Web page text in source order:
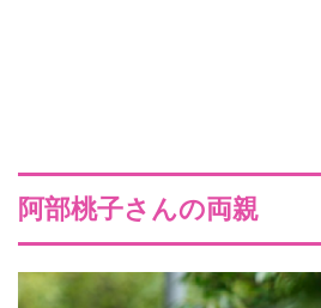
阿部桃子さんの両親